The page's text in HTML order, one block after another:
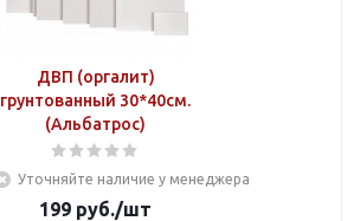
ДВП (оргалит)
грунтованный 30*40см.
(Альбатрос)
Уточняйте наличие у менеджера
199 руб./шт